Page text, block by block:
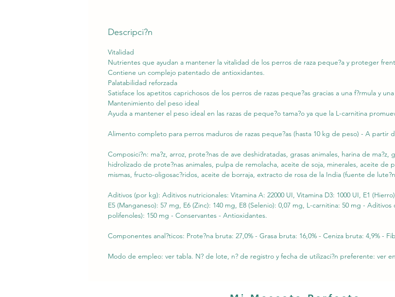
Descripci?n
Vitalidad
Nutrientes que ayudan a mantener la vitalidad de los perros de raza peque?a y proteger
Contiene un complejo patentado de antioxidantes.
Palatabilidad reforzada
Satisface los apetitos caprichosos de los perros de razas peque?as gracias a una f?rmula y
Mantenimiento del peso ideal
Ayuda a mantener el peso ideal en las razas de peque?o tama?o ya que la L-carnitina
Alimento completo para perros maduros de razas peque?as (hasta 10 kg de peso) - A partir
Composici?n: ma?z, arroz, prote?nas de ave deshidratadas, grasas animales, harina de
hidrolizado de prote?nas animales, pulpa de remolacha, aceite de soja, minerales, aceite de
mismas, fructo-oligosac?ridos, aceite de borraja, extracto de rosa de la India (fuente de
Aditivos (por kg): Aditivos nutricionales: Vitamina A: 22000 UI, Vitamina D3: 1000 UI, E1
E5 (Manganeso): 57 mg, E6 (Zinc): 140 mg, E8 (Selenio): 0,07 mg, L-carnitina: 50 mg -
polifenoles): 150 mg - Conservantes - Antioxidantes.
Componentes anal?ticos: Prote?na bruta: 27,0% - Grasa bruta: 16,0% - Ceniza bruta: 4,9% -
Modo de empleo: ver tabla. N? de lote, n? de registro y fecha de utilizaci?n preferente: ver